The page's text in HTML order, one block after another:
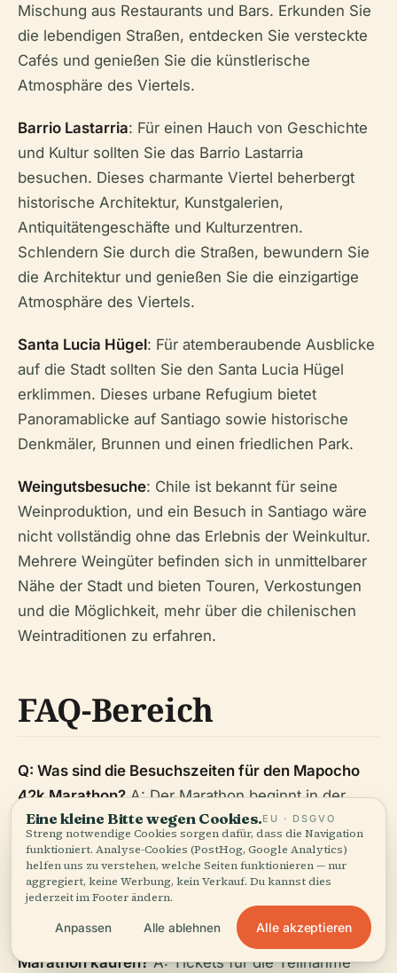
Mischung aus Restaurants und Bars. Erkunden Sie
die lebendigen Straßen, entdecken Sie versteckte
Cafés und genießen Sie die künstlerische
Atmosphäre des Viertels.
Barrio Lastarria: Für einen Hauch von Geschichte
und Kultur sollten Sie das Barrio Lastarria
besuchen. Dieses charmante Viertel beherbergt
historische Architektur, Kunstgalerien,
Antiquitätengeschäfte und Kulturzentren.
Schlendern Sie durch die Straßen, bewundern Sie
die Architektur und genießen Sie die einzigartige
Atmosphäre des Viertels.
Santa Lucia Hügel: Für atemberaubende Ausblicke
auf die Stadt sollten Sie den Santa Lucia Hügel
erklimmen. Dieses urbane Refugium bietet
Panoramablicke auf Santiago sowie historische
Denkmäler, Brunnen und einen friedlichen Park.
Weingutsbesuche: Chile ist bekannt für seine
Weinproduktion, und ein Besuch in Santiago wäre
nicht vollständig ohne das Erlebnis der Weinkultur.
Mehrere Weingüter befinden sich in unmittelbarer
Nähe der Stadt und bieten Touren, Verkostungen
und die Möglichkeit, mehr über die chilenischen
Weintraditionen zu erfahren.
FAQ-Bereich
Q: Was sind die Besuchszeiten für den Mapocho
42k Marathon?A: Der Marathon beginnt in der
Regel früh am Morgen, um ca. 7:00 Uhr, und
dauert, bis alle Läufer die Strecke beendet haben.
Es wird empfohlen, die offizielle Mapocho 42k
Website für den aktuellen Zeitplan zu überprüfen.
Q: Wie kann ich Tickets für den Mapocho 42k
Marathon kaufen?A: Tickets für die Teilnahme
Eine kleine Bitte wegen Cookies.EU · DSGVO
Streng notwendige Cookies sorgen dafür, dass die Navigation
funktioniert. Analyse-Cookies (PostHog, Google Analytics)
helfen uns zu verstehen, welche Seiten funktionieren — nur
aggregiert, keine Werbung, kein Verkauf. Du kannst dies
jederzeit im Footer ändern.
Anpassen Alle ablehnen Alle akzeptieren